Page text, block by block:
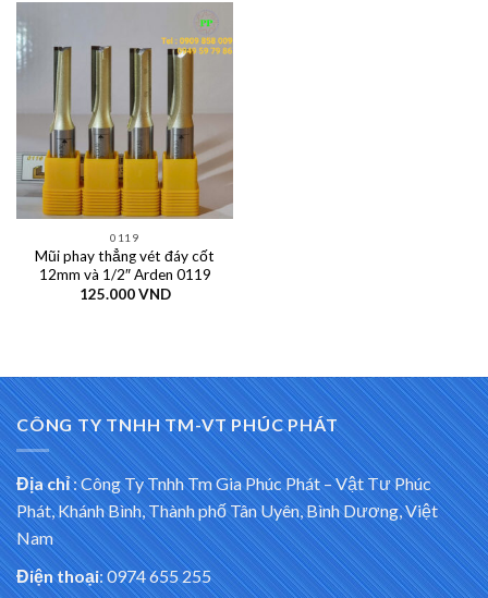
0119
Mũi phay thẳng vét đáy cốt
12mm và 1/2″ Arden 0119
125.000VND
CÔNG TY TNHH TM-VT PHÚC PHÁT
Địa chỉ:Công Ty Tnhh Tm Gia Phúc Phát – Vật Tư Phúc
Phát, Khánh Bình, Thành phố Tân Uyên, Bình Dương, Việt
Nam
Điện thoại: 0974 655 255